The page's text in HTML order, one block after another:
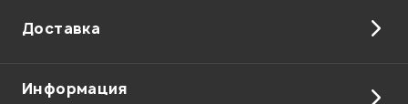
Доставка
Информация